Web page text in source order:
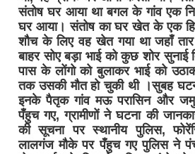
संतोष घर आया था बगल के गांव एक
घर आया। संतोष का घर खेत के एक
शौच के लिए वह खेत गया था जहाँ
बाहर सोए बड़ा भाई को कुछ शोर
पास के लोंगो को बुलाकर भाई को
तक उसकी मौत हो चुकी थी ।सुबह
इनके पैतृक गांव मऊ परासिन और
पँहुच गए, ग्रामीणों ने घटना की
की सूचना पर स्थानीय पुलिस,
लालगंज मौके पर पँहुच गए पुलिस ने